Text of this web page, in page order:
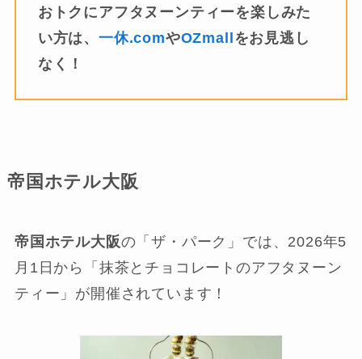
おトクにアフタヌーンティーを楽しみた
い方は、一休.comやOZmall
をお見逃し
なく！
帝国ホテル大阪
帝国ホテル大阪の「ザ・パーク」では、2026年5
月1日から「抹茶とチョコレートのアフタヌーン
ティー」が開催されています！